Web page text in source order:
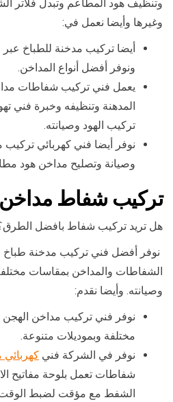
وتنظيف هود المطاعم وتبدل فلاتر
وغيرها وأيضا نعمل في:
أيضا تركيب مدخنة للطباخ
ونوفر أفضل أنواع المداخن.
يعمل فني تركيب شفاطات
المدهنة وتنظيفه وخبرة فني
تركيب الهود وصيانته.
نوفر أيضا فني كهربائي
وصيانة وتصليح مداخن هود
تركيب شفاط
هل تريد تركيب شفاط بافضل
نوفر أفضل فني تركيب مدخنة طباخ
الشفاطات والمداخن بمقاسات
وصيانته. وأيضا نقدم:
نوفر فني تركيب مداخن
مختلفة وبموديلات متنوعة.
نوفر في الشركة فني كهربائي
شفاطات تعمل بلوحة مفاتيح
الشفط مع مؤقت لضبط